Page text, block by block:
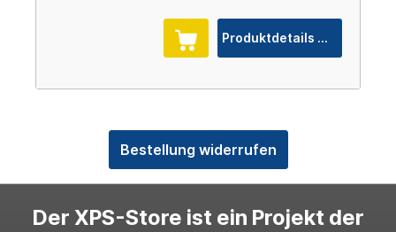
Produktdetails
Bestellung widerrufen
Der XPS-Store ist ein Projekt der